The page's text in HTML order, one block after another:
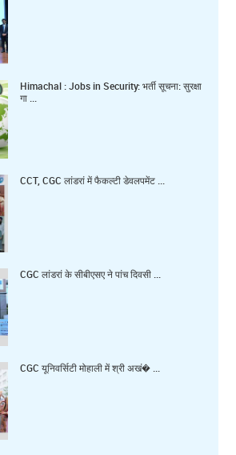
Himachal : Jobs in Security: भर्ती सूचना: सुरक्षा
गा ...
CCT, CGC लांडरां में फैकल्टी डेवलपमेंट ...
CGC लांडरां के सीबीएसए ने पांच दिवसी ...
CGC यूनिवर्सिटी मोहाली में श्री अखं� ...